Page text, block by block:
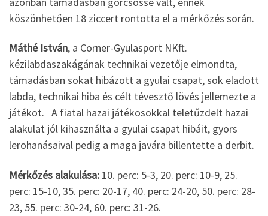
köszönhetően 18 ziccert rontotta el a mérkőzés során.
Máthé István, a Corner-Gyulasport NKft.
kézilabdaszakágának technikai vezetője elmondta,
támadásban sokat hibázott a gyulai csapat, sok eladott
labda, technikai hiba és célt tévesztő lövés jellemezte a
játékot. A fiatal hazai játékosokkal teletűzdelt hazai
alakulat jól kihasználta a gyulai csapat hibáit, gyors
lerohanásaival pedig a maga javára billentette a derbit.
Mérkőzés alakulása: 10. perc: 5-3, 20. perc: 10-9, 25.
perc: 15-10, 35. perc: 20-17, 40. perc: 24-20, 50. perc: 28-
23, 55. perc: 30-24, 60. perc: 31-26.